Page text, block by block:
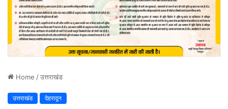
Home /उत्तराखंड
उत्तराखंड देहरादून